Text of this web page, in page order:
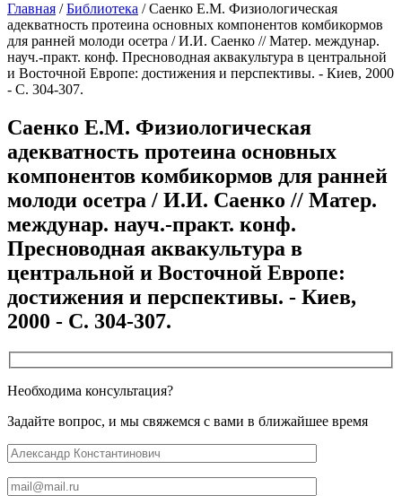
Главная /Библиотека /Саенко Е.М. Физиологическая
адекватность протеина основных компонентов комбикормов
для ранней молоди осетра / И.И. Саенко // Матер. междунар.
науч.-практ. конф. Пресноводная аквакультура в центральной
и Восточной Европе: достижения и перспективы. - Киев, 2000
- С. 304-307.
Саенко Е.М. Физиологическая
адекватность протеина основных
компонентов комбикормов для ранней
молоди осетра / И.И. Саенко // Матер.
междунар. науч.-практ. конф.
Пресноводная аквакультура в
центральной и Восточной Европе:
достижения и перспективы. - Киев,
2000 - С. 304-307.
Необходима консультация?
Задайте вопрос, и мы свяжемся с вами в ближайшее время